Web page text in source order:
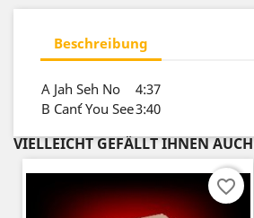
Beschreibung
A Jah Seh No
4:37
B Can´t You See3:40
VIELLEICHT GEFÄLLT IHNEN AUCH
favorite_border